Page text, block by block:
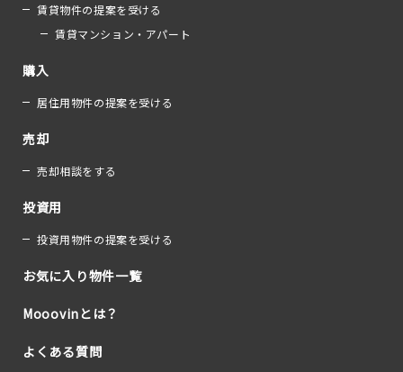
賃貸物件の提案を受ける
賃貸マンション・アパート
購入
居住用物件の提案を受ける
売却
売却相談をする
投資用
投資用物件の提案を受ける
お気に入り物件一覧
Mooovinとは？
よくある質問